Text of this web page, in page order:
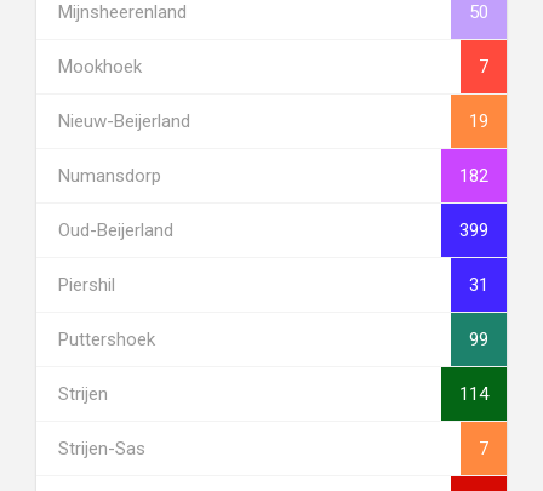
Mijnsheerenland 50
Mookhoek 7
Nieuw-Beijerland 19
Numansdorp 182
Oud-Beijerland 399
Piershil 31
Puttershoek 99
Strijen 114
Strijen-Sas 7